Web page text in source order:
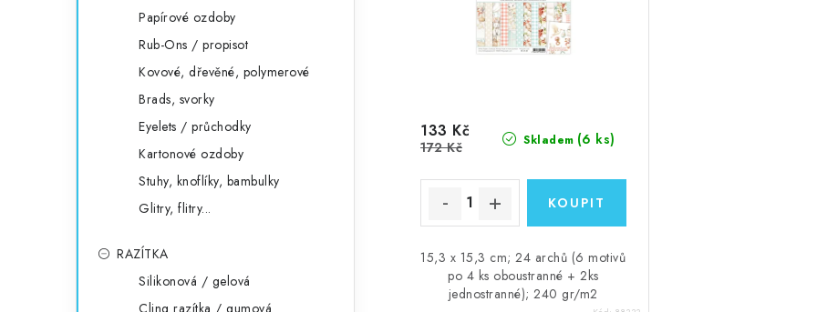
Papírové ozdoby
Rub-Ons / propisot
Kovové, dřevěné, polymerové
Brads, svorky
Eyelets / průchodky
Kartonové ozdoby
Stuhy, knoflíky, bambulky
Glitry, flitry...
RAZÍTKA
Silikonová / gelová
Cling razítka / gumová
Skladem (6 ks)
133 Kč
172 Kč
15,3 x 15,3 cm; 24 archů (6 motivů
po 4 ks oboustranné + 2ks
jednostranné); 240 gr/m2